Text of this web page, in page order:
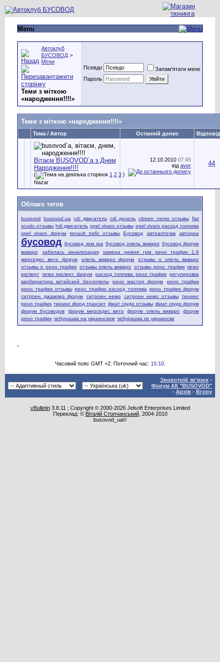
Menu
Автоклуб
БУСОВОД >
Мітки
Теми з міткою
«народження!!!!»
Псевдо
Запам'ятати мене
Пароль
Теми з міткою «народження!!!!»
Тема / Автор Останній допис
Вітаєм BUSOVOD`a з Днем
Народження!!!!
( 1 2 3 )
Nazar
12.10.2010 07:45
від aver 44
Облако тегов
busovod busovod.ua cdi двигатель cdi дизель citroen nemo отзывы fiat
scudo отзывы hdi двигатель opel vivaro отзывы opel vivaro расход топлива
opel vivaro форум
renault trafic отзывы Бусовод автоаптечка авториа
бусовод бусовод ком юа бусовод опель виваро бусовод форум
виваро
забилась канализация
замена ремня грм рено трафик 1.9
мерседес вито форум
опель виваро форум
отзывы о опель виваро
отзывы о рено трафик отзывы опель виваро отзывы рено трафик пежо
експерт пежо експерт форум расход топлива рено трафик регулировка
карбюратора китайской бензопилы
рено мастер форум
рено трафик
рено трафик отзывы рено трафик расход топлива рено трафик форум
ситроен джампер форум
ситроен немо ситроен немо отзывы тюнинг
рено трафик тюнинг форд транзит фиат скудо отзывы фиат скудо форум
форум бусоводов
форум мерседес вито форум опель виваро
форум
рено трафик чебурашка на украинском чебурашка по украински
Часовий пояс GMT +2. Поточний час: 15:10.
Зворотній зв'язок -
Форум АК "BUSOVOD"
- Архів - Вгору
vBulletin3.8.11 ; Copyright © 2000-2026 Jelsoft Enterprises Limited
Переклад: © Віталій Стопчанський, 2004-2010
busovod_ua©